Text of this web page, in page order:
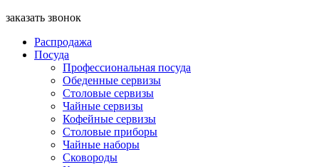
заказать звонок
Распродажа
Посуда
Профессиональная посуда
Обеденные сервизы
Столовые сервизы
Чайные сервизы
Кофейные сервизы
Столовые приборы
Чайные наборы
Сковороды